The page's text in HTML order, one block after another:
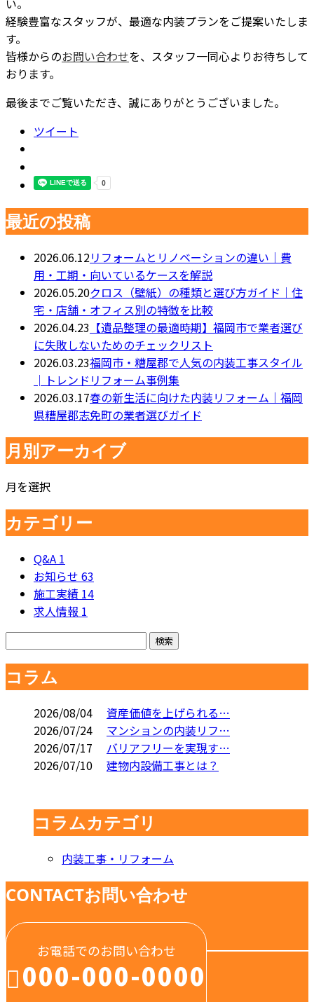
経験豊富なスタッフが、最適な内装プランをご提案いたしま
す。
皆様からのお問い合わせを、スタッフ一同心よりお待ちして
おります。
最後までご覧いただき、誠にありがとうございました。
ツイート
最近の投稿
2026.06.12リフォームとリノベーションの違い｜費
用・工期・向いているケースを解説
2026.05.20クロス（壁紙）の種類と選び方ガイド｜住
宅・店舗・オフィス別の特徴を比較
2026.04.23 【遺品整理の最適時期】福岡市で業者選び
に失敗しないためのチェックリスト
2026.03.23福岡市・糟屋郡で人気の内装工事スタイル
│トレンドリフォーム事例集
2026.03.17春の新生活に向けた内装リフォーム｜福岡
県糟屋郡志免町の業者選びガイド
月別アーカイブ
月を選択
カテゴリー
Q&A 1
お知らせ 63
施工実績 14
求人情報 1
コラム
2026/08/04
資産価値を上げられる…
2026/07/24
マンションの内装リフ…
2026/07/17
バリアフリーを実現す…
2026/07/10
建物内設備工事とは？
コラムカテゴリ
内装工事・リフォーム
CONTACTお問い合わせ
お電話でのお問い合わせ
000-000-0000